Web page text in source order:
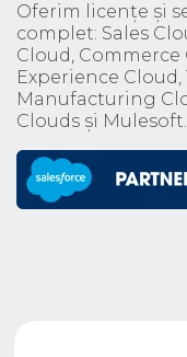
Oferim licențe și
complet: Sales
Cloud,
Experience
Manufacturing
Clouds și Mulesoft.